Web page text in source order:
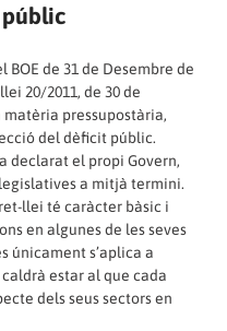
públic
de 31 de Desembre de
20/2011, de 30 de
matèria pressupostària,
del dèficit públic.
declarat el propi Govern,
a mitjà termini.
llei té caràcter bàsic i
en algunes de les seves
únicament s’aplica a
estar al que cada
dels seus sectors en